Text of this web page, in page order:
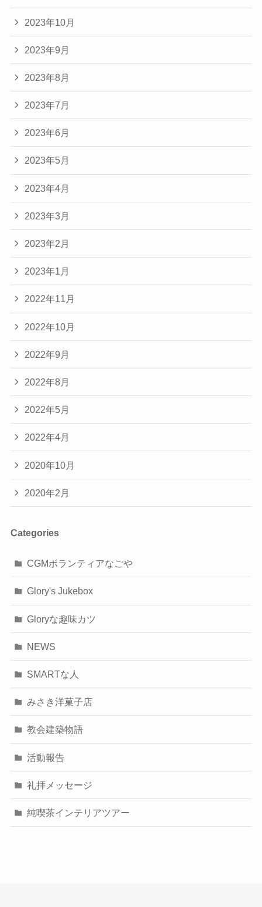
2023年10月
2023年9月
2023年8月
2023年7月
2023年6月
2023年5月
2023年4月
2023年3月
2023年2月
2023年1月
2022年11月
2022年10月
2022年9月
2022年8月
2022年5月
2022年4月
2020年10月
2020年2月
Categories
CGMボランティアなごや
Glory's Jukebox
Gloryな趣味カツ
NEWS
SMARTな人
みさき洋菓子店
教会建築物語
活動報告
礼拝メッセージ
純喫茶インテリアツアー